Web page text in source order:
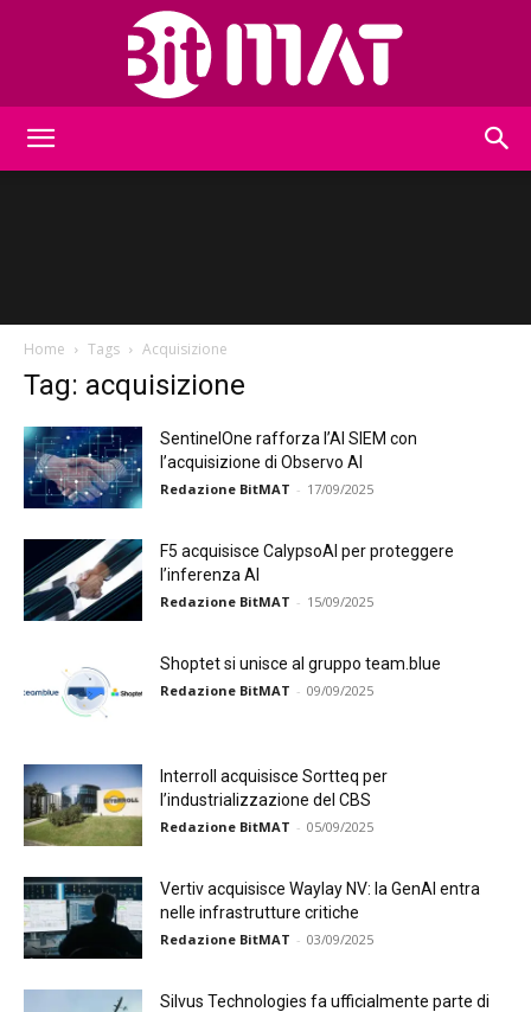
Home Tags Acquisizione
Tag: acquisizione
SentinelOne rafforza l’AI SIEM con
l’acquisizione di Observo AI
Redazione BitMAT - 17/09/2025
F5 acquisisce CalypsoAI per proteggere
l’inferenza AI
Redazione BitMAT - 15/09/2025
Shoptet si unisce al gruppo team.blue
Redazione BitMAT - 09/09/2025
Interroll acquisisce Sortteq per
l’industrializzazione del CBS
Redazione BitMAT - 05/09/2025
Vertiv acquisisce Waylay NV: la GenAI entra
nelle infrastrutture critiche
Redazione BitMAT - 03/09/2025
Silvus Technologies fa ufficialmente parte di